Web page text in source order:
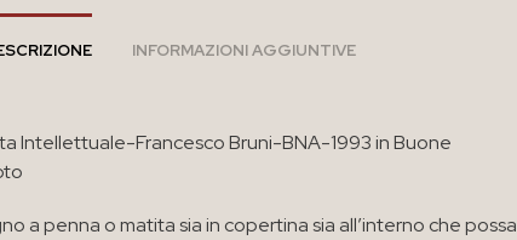
INFORMAZIONI AGGIUNTIVE
Intellettuale-Francesco Bruni-BNA-1993 in Buone
a penna o matita sia in copertina sia all’interno che possa